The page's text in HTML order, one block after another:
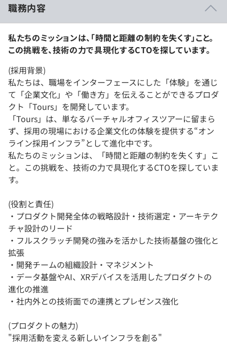
職務内容
私たちのミッションは、「時間と距離の制約を失くす」こと。
この挑戦を、技術の力で具現化するCTOを探しています。
(採用背景)
私たちは、職場をインターフェースにした「体験」を通じ
て「企業文化」や「働き方」を伝えることができるプロダ
クト「Tours」を開発しています。
「Tours」は、単なるバーチャルオフィスツアーに留まら
ず、採用の現場における企業文化の体験を提供する“オン
ライン採用インフラ”として進化中です。
私たちのミッションは、「時間と距離の制約を失くす」こ
と。この挑戦を、技術の力で具現化するCTOを探していま
す。
(役割と責任)
・プロダクト開発全体の戦略設計・技術選定・アーキテク
チャ設計のリード
・フルスクラッチ開発の強みを活かした技術基盤の強化と
拡張
・開発チームの組織設計・マネジメント
・データ基盤やAI、XRデバイスを活用したプロダクトの
進化の推進
・社内外との技術面での連携とプレゼンス強化
(プロダクトの魅力)
"採用活動を変える新しいインフラを創る"